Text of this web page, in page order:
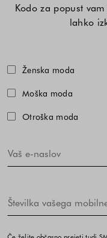
Kodo za popust
lahko
Ženska moda
Moška moda
Otroška moda